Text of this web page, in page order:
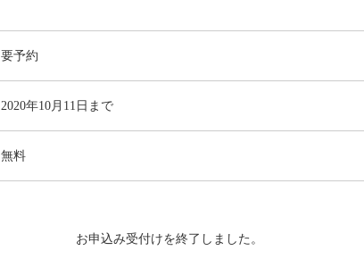
要予約
2020年10月11日まで
無料
お申込み受付けを終了しました。